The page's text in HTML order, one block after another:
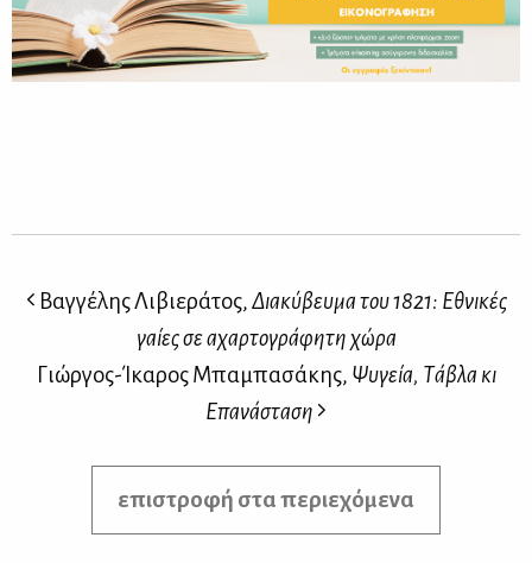
Βαγγέλης Λιβιεράτος,Διακύβευμα του 1821: Εθνικές
γαίες σε αχαρτογράφητη χώρα
Γιώργος-Ίκαρος Μπαμπασάκης, Ψυγεία, Τάβλα κι
Επανάσταση
επιστροφή στα περιεχόμενα